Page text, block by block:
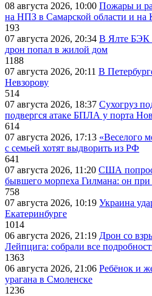
08 августа 2026, 10:00 Пожары и
на НПЗ в Самарской области и на
193
07 августа 2026, 20:34 В Ялте БЭК
дрон попал в жилой дом
1188
07 августа 2026, 20:11 В
Невзорову
514
07 августа 2026, 18:37 Сухогруз
подвергся атаке БПЛА у порта
614
07 августа 2026, 17:13 «Веселого
с семьей хотят выдворить из РФ
641
07 августа 2026, 11:20 США
бывшего морпеха Гилмана: он при
758
07 августа 2026, 10:19 Украина
Екатеринбурге
1014
06 августа 2026, 21:19 Дрон со
Лейпцига: собрали все
1363
06 августа 2026, 21:06 Ребёнок и
урагана в Смоленске
1236